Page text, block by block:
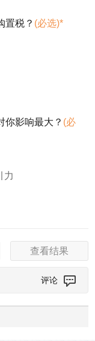
置税？ (必选)*
你影响最大？ (必
力
查看结果
评论